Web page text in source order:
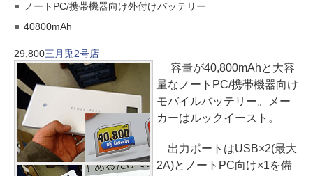
ノートPC/携帯機器向け外付けバッテリー
40800mAh
29,800三月兎2号店
容量が40,800mAhと大容
量なノートPC/携帯機器向け
モバイルバッテリー。メー
カーはルックイースト。
出力ポートはUSB×2(最大
2A)とノートPC向け×1を備